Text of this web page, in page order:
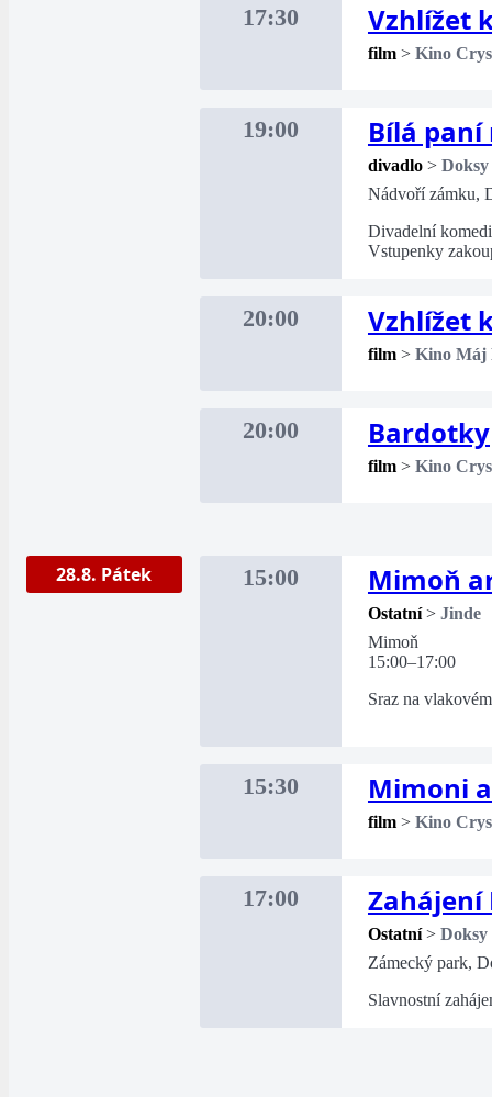
17:30 Vzhlížet
film > Kino
19:00 Bílá
divadlo > Doksy
Nádvoří zámku,
Divadelní
Vstupenky
20:00 Vzhlížet
film > Kino Máj
20:00 Bardotky
film > Kino
28.8. Pátek 15:00 Mimoň
Ostatní > Jinde
Mimoň
15:00–17:00
Sraz na
15:30 Mimoni
film > Kino
17:00 Zahájení
Ostatní > Doksy
Zámecký park,
Slavnostní